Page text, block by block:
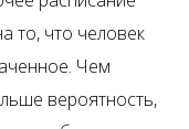
то, что человек
Чем
вероятность,